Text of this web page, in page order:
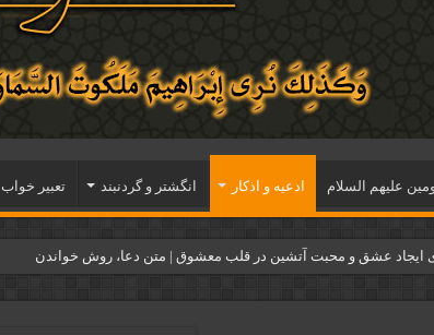
عليهم السلام ادعيه و اذكار انگشتر و گردنبند تعبیر خواب
ایجاد عشق و محبت آتشین در قلب معشوق | متن دعا، روش خواندن